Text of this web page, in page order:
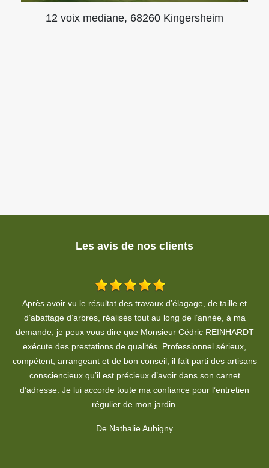
12 voix mediane, 68260 Kingersheim
Les avis de nos clients
Contact très sympathique et professionnel. Travail bien fait dans
le respect des consignes. Je recommande !!
De GGE Triebel